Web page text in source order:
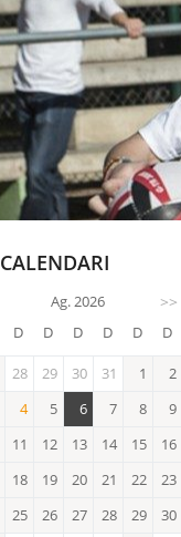
CALENDARI
Ag. 2026 >>
D D D D D D
28 29 30 31 1
2
4 5 6 7 8
9
11 12 13 14 15
16
18 19 20 21 22
23
25 26 27 28 29
30